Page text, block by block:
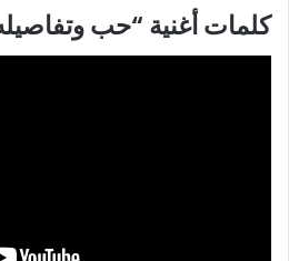
كلمات أغنية “حب